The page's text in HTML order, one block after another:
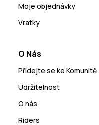
Moje objednávky
Vratky
O Nás
Přidejte se ke Komunitě
Udržitelnost
O nás
Riders